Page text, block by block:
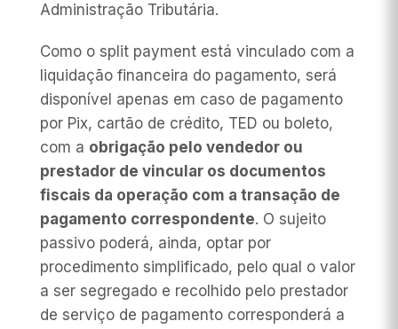
Administração Tributária.
Como o split payment está vinculado com a
liquidação financeira do pagamento, será
disponível apenas em caso de pagamento
por Pix, cartão de crédito, TED ou boleto,
com a obrigação pelo vendedor ou
prestador de vincular os documentos
fiscais da operação com a transação de
pagamento correspondente. O sujeito
passivo poderá, ainda, optar por
procedimento simplificado, pelo qual o valor
a ser segregado e recolhido pelo prestador
de serviço de pagamento corresponderá a